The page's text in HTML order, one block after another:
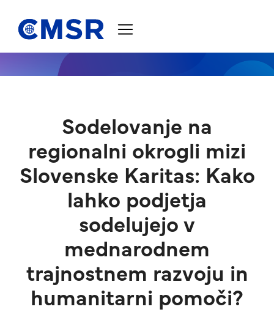
Sodelovanje na
regionalni okrogli mizi
Slovenske Karitas: Kako
lahko podjetja
sodelujejo v
mednarodnem
trajnostnem razvoju in
humanitarni pomoči?